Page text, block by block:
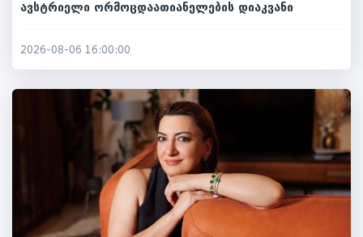
ავსტრიელი ორმოცდაათიანელების დიაკვანი
2026-08-06 16:00:00